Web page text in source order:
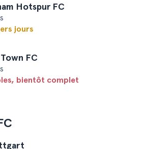
Hotspur FC
jours
FC
bientôt complet